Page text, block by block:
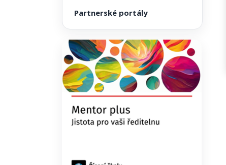
Partnerské portály